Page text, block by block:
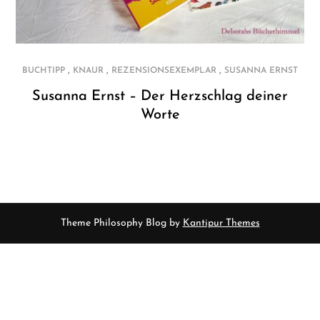
BUCHTIPP , KNAUR , REZENSIONSEXEMPLAR , SUSANNA ERNST
Susanna Ernst – Der Herzschlag deiner
Worte
Theme Philosophy Blog by Kantipur Themes